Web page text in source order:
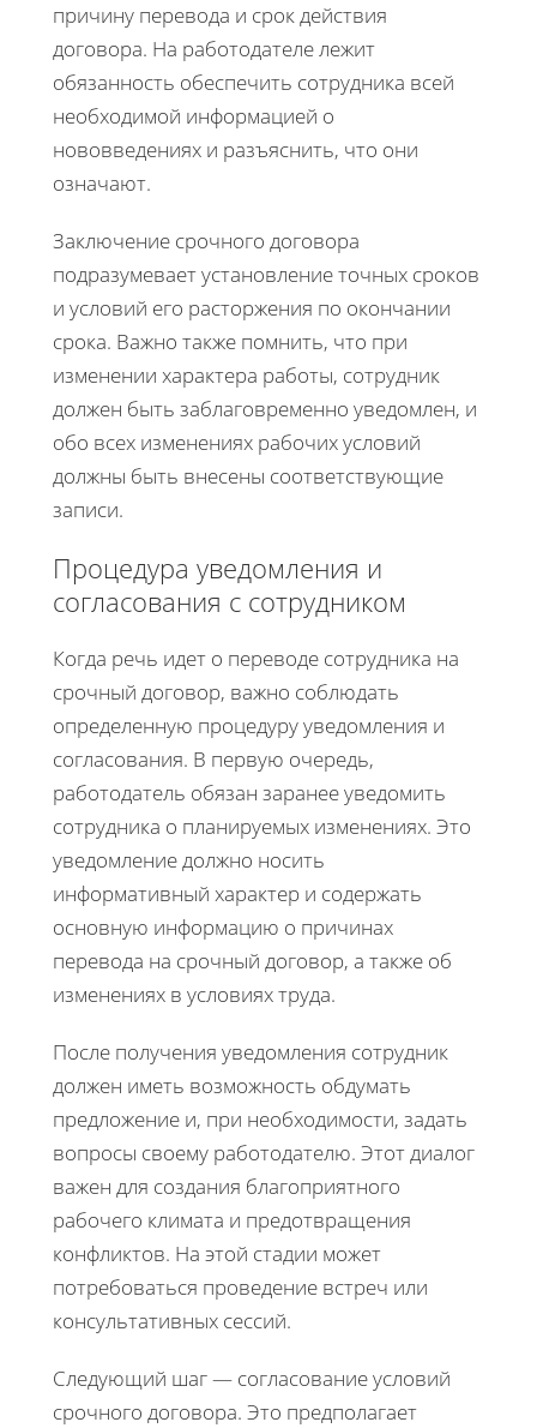
причину перевода и срок действия
договора. На работодателе лежит
обязанность обеспечить сотрудника всей
необходимой информацией о
нововведениях и разъяснить, что они
означают.
Заключение срочного договора
подразумевает установление точных сроков
и условий его расторжения по окончании
срока. Важно также помнить, что при
изменении характера работы, сотрудник
должен быть заблаговременно уведомлен, и
обо всех изменениях рабочих условий
должны быть внесены соответствующие
записи.
Процедура уведомления и
согласования с сотрудником
Когда речь идет о переводе сотрудника на
срочный договор, важно соблюдать
определенную процедуру уведомления и
согласования. В первую очередь,
работодатель обязан заранее уведомить
сотрудника о планируемых изменениях. Это
уведомление должно носить
информативный характер и содержать
основную информацию о причинах
перевода на срочный договор, а также об
изменениях в условиях труда.
После получения уведомления сотрудник
должен иметь возможность обдумать
предложение и, при необходимости, задать
вопросы своему работодателю. Этот диалог
важен для создания благоприятного
рабочего климата и предотвращения
конфликтов. На этой стадии может
потребоваться проведение встреч или
консультативных сессий.
Следующий шаг — согласование условий
срочного договора. Это предполагает